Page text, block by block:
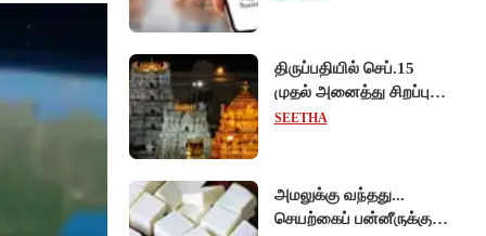
திருப்பதியில் செப்.15
முதல் அனைத்து சிறப்பு
தரிசனங்களும் ரத்து -
SEETHA
அமலுக்கு வந்தது...
செயற்கைப் பன்னீருக்கு